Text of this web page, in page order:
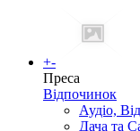
+-
Преса
Відпочинок
Аудіо,
Дача та